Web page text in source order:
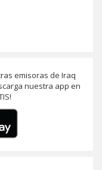
nuestra app en